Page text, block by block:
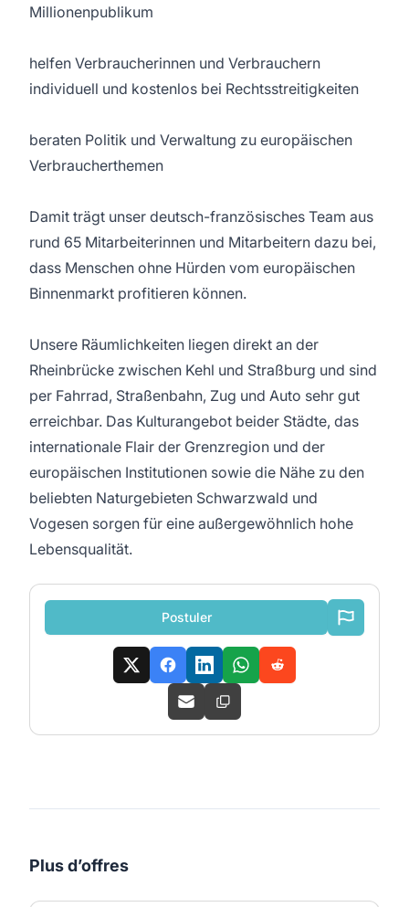
Millionenpublikum
helfen Verbraucherinnen und Verbrauchern
individuell und kostenlos bei Rechtsstreitigkeiten
beraten Politik und Verwaltung zu europäischen
Verbraucherthemen
Damit trägt unser deutsch-französisches Team aus
rund 65 Mitarbeiterinnen und Mitarbeitern dazu bei,
dass Menschen ohne Hürden vom europäischen
Binnenmarkt profitieren können.
Unsere Räumlichkeiten liegen direkt an der
Rheinbrücke zwischen Kehl und Straßburg und sind
per Fahrrad, Straßenbahn, Zug und Auto sehr gut
erreichbar. Das Kulturangebot beider Städte, das
internationale Flair der Grenzregion und der
europäischen Institutionen sowie die Nähe zu den
beliebten Naturgebieten Schwarzwald und
Vogesen sorgen für eine außergewöhnlich hohe
Lebensqualität.
Postuler
Plus d’offres